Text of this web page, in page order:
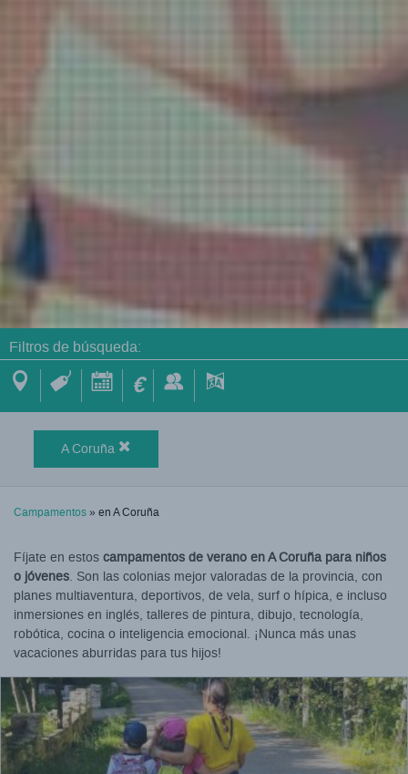
Filtros de búsqueda:
€
A Coruña
Campamentos» en A Coruña
Fíjate en estos campamentos de verano en A Coruña para niños
o jóvenes. Son las colonias mejor valoradas de la provincia, con
planes multiaventura, deportivos, de vela, surf o hípica, e incluso
inmersiones en inglés, talleres de pintura, dibujo, tecnología,
robótica, cocina o inteligencia emocional. ¡Nunca más unas
vacaciones aburridas para tus hijos!